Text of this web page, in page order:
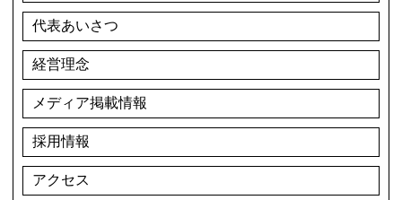
代表あいさつ
経営理念
メディア掲載情報
採用情報
アクセス